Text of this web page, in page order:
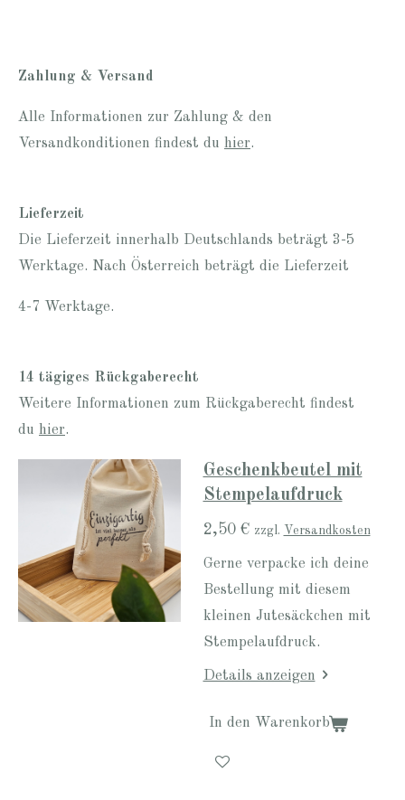
Zahlung & Versand
Alle Informationen zur Zahlung & den
Versandkonditionen findest du hier.
Lieferzeit
Die Lieferzeit innerhalb Deutschlands beträgt 3-5
Werktage. Nach Österreich beträgt die Lieferzeit
4-7 Werktage.
14 tägiges Rückgaberecht
Weitere Informationen zum Rückgaberecht findest
du hier.
Geschenkbeutel mit
Stempelaufdruck
2,50 € zzgl. Versandkosten
Gerne verpacke ich deine
Bestellung mit diesem
kleinen Jutesäckchen mit
Stempelaufdruck.
Details anzeigen
In den Warenkorb